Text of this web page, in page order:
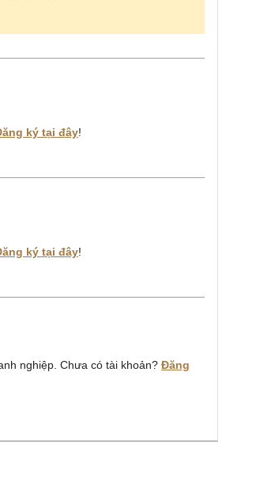
ký tại đây!
ký tại đây!
nghiệp. Chưa có tài khoản? Đăng